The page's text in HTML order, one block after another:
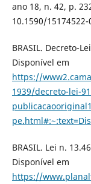
ano 18, n. 42, p.
10.1590/
BRASIL. Decreto-
Disponível em
https://
1939/decreto-lei-
BRASIL. Lei n.
Disponível em
https://